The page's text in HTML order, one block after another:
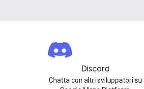
Discord
Chatta con altri sviluppatori su